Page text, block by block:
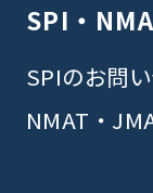
SPI・
SPIのお問
NMAT・